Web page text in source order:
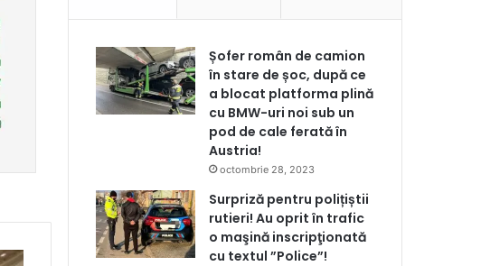
Șofer român de camion
în stare de șoc, după ce
a blocat platforma plină
cu BMW-uri noi sub un
pod de cale ferată în
Austria!
octombrie 28, 2023
Surpriză pentru polițiștii
rutieri! Au oprit în trafic
o maşină inscripţionată
cu textul ”Police”!